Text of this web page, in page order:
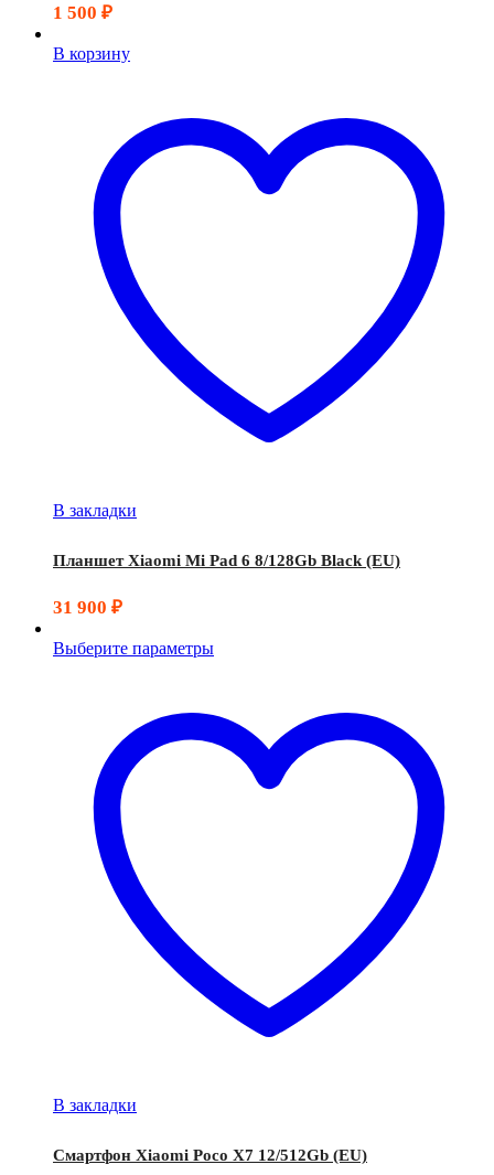
1 500 ₽
В корзину
В закладки
Планшет Xiaomi Mi Pad 6 8/128Gb Black (EU)
31 900 ₽
Выберите параметры
В закладки
Смартфон Xiaomi Poco X7 12/512Gb (EU)